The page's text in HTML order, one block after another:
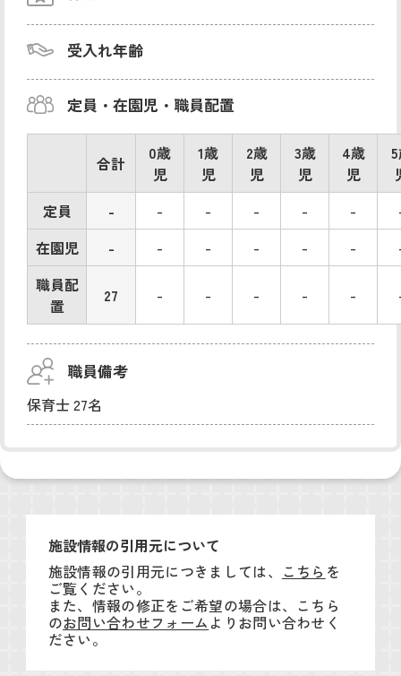
受入れ年齢
定員・在園児・職員配置
合計
0歳
児
1歳
児
2歳
児
3歳
児
4歳
児
定員
- - - - - -
在園児
- - - - - -
職員配
置
27 - - - - -
職員備考
保育士 27名
施設情報の引用元について
施設情報の引用元につきましては、 こちら を
ご覧ください。
また、情報の修正をご希望の場合は、こちら
のお問い合わせフォームよりお問い合わせく
ださい。